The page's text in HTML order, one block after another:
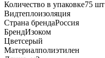
Количество в упаковке75 шт
Видтеплоизоляция
Страна брендаРоссия
БрендИзоком
Цветсерый
Материалполиэтилен